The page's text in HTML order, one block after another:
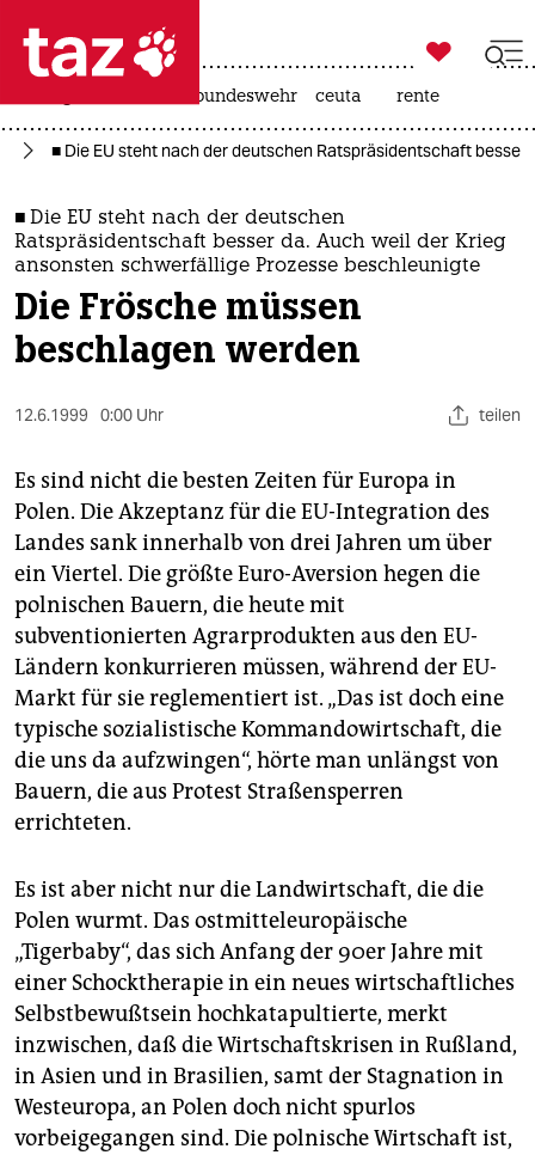
 taz zahl ich
taz zahl ich
themen
politik
öko
kultur
sport
berlin
nord
wahrheit
verlag
verlag
veranstaltungen
fragen & hilfe
unterstützen
abo
genossenschaft
epaper login

taz zahl ich
bundeswehr ceuta rente
■ Die EU steht nach der deutschen Ratspräsidentschaft
■ Die EU steht nach der deutschen
Ratspräsidentschaft besser da. Auch weil der Krieg
ansonsten schwerfällige Prozesse beschleunigte
Die Frösche müssen
beschlagen werden
12.6.1999 0:00 Uhr teilen
Es sind nicht die besten Zeiten für Europa in
Polen. Die Akzeptanz für die EU-Integration des
Landes sank innerhalb von drei Jahren um über
ein Viertel. Die größte Euro-Aversion hegen die
polnischen Bauern, die heute mit
subventionierten Agrarprodukten aus den EU-
Ländern konkurrieren müssen, während der EU-
Markt für sie reglementiert ist. „Das ist doch eine
typische sozialistische Kommandowirtschaft, die
die uns da aufzwingen“, hörte man unlängst von
Bauern, die aus Protest Straßensperren
errichteten.
Es ist aber nicht nur die Landwirtschaft, die die
Polen wurmt. Das ostmitteleuropäische
„Tigerbaby“, das sich Anfang der 90er Jahre mit
einer Schocktherapie in ein neues wirtschaftliches
Selbstbewußtsein hochkatapultierte, merkt
inzwischen, daß die Wirtschaftskrisen in Rußland,
in Asien und in Brasilien, samt der Stagnation in
Westeuropa, an Polen doch nicht spurlos
vorbeigegangen sind. Die polnische Wirtschaft ist,